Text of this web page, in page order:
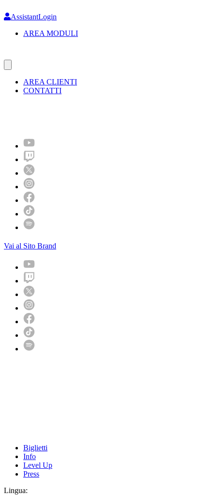
to
content
AssistantLogin
AREA MODULI
AREA CLIENTI
CONTATTI
Vai al Sito Brand
Biglietti
Info
Level Up
Press
Lingua: